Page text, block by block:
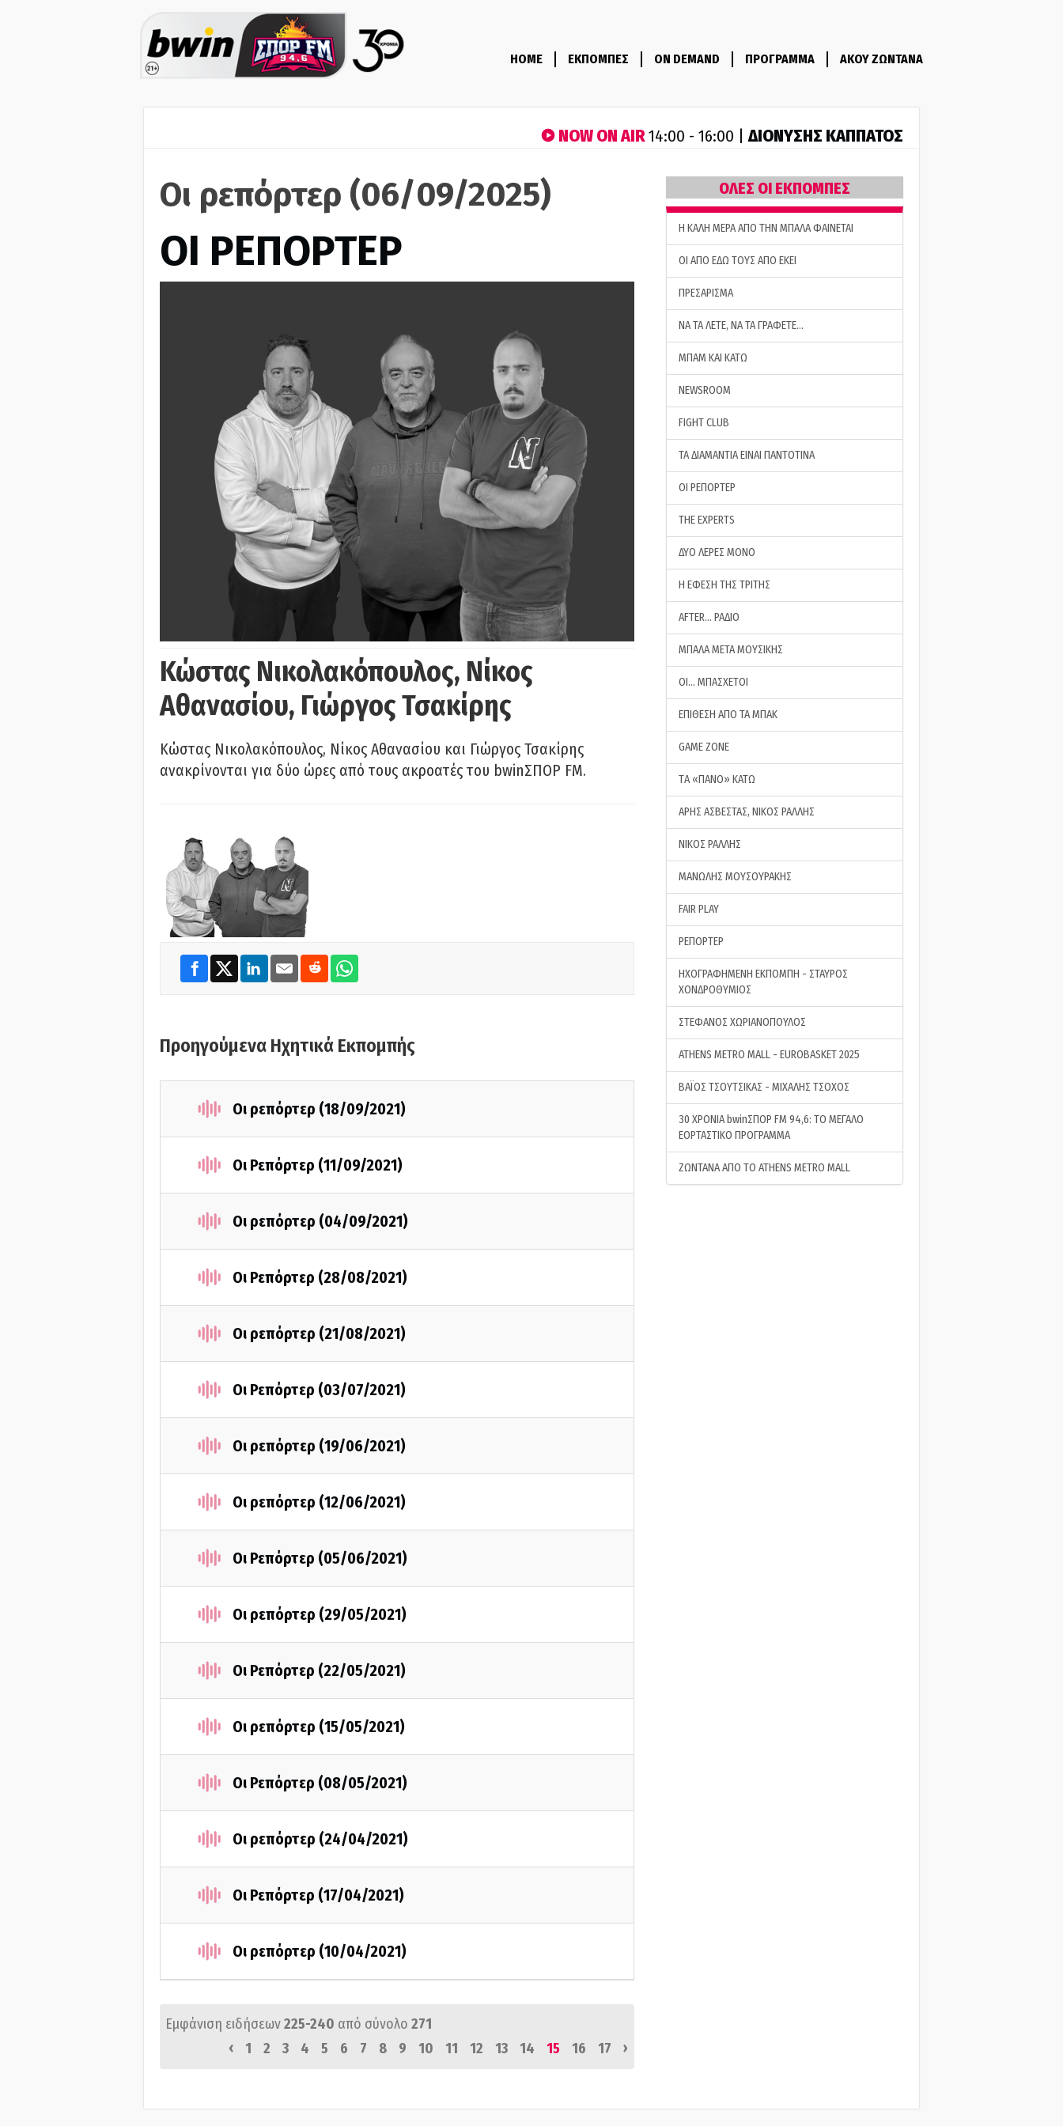
HOME ΕΚΠΟΜΠΕΣ ON DEMAND ΠΡΟΓΡΑΜΜΑ ΑΚΟΥ ΖΩΝΤΑΝΑ
NOW ON AIR14:00 - 16:00 |ΔΙΟΝΥΣΗΣ ΚΑΠΠΑΤΟΣ
Οι ρεπόρτερ (06/09/2025)
ΟΙ ΡΕΠΟΡΤΕΡ
Κώστας Νικολακόπουλος, Νίκος
Αθανασίου, Γιώργος Τσακίρης
Κώστας Νικολακόπουλος, Νίκος Αθανασίου και Γιώργος Τσακίρης
ανακρίνονται για δύο ώρες από τους ακροατές του bwinΣΠΟΡ FM.
Προηγούμενα Ηχητικά Εκπομπής
Οι ρεπόρτερ (18/09/2021)
Οι Ρεπόρτερ (11/09/2021)
Οι ρεπόρτερ (04/09/2021)
Οι Ρεπόρτερ (28/08/2021)
Οι ρεπόρτερ (21/08/2021)
Οι Ρεπόρτερ (03/07/2021)
Οι ρεπόρτερ (19/06/2021)
Οι ρεπόρτερ (12/06/2021)
Οι Ρεπόρτερ (05/06/2021)
Οι ρεπόρτερ (29/05/2021)
Οι Ρεπόρτερ (22/05/2021)
Οι ρεπόρτερ (15/05/2021)
Οι Ρεπόρτερ (08/05/2021)
Οι ρεπόρτερ (24/04/2021)
Οι Ρεπόρτερ (17/04/2021)
Οι ρεπόρτερ (10/04/2021)
Εμφάνιση ειδήσεων225-240 από σύνολο 271
‹
1 2 3 4 5 6 7 8 9 10 11 12 13 14 15 16 17 ›
ΟΛΕΣ ΟΙ ΕΚΠΟΜΠΕΣ
H ΚΑΛΗ ΜΕΡΑ ΑΠΟ ΤΗΝ ΜΠΑΛΑ ΦΑΙΝΕΤΑΙ
ΟΙ ΑΠΟ ΕΔΩ ΤΟΥΣ ΑΠΟ ΕΚΕΙ
ΠΡΕΣΑΡΙΣΜΑ
ΝΑ ΤΑ ΛΕΤΕ, ΝΑ ΤΑ ΓΡΑΦΕΤΕ…
ΜΠΑΜ ΚΑΙ ΚΑΤΩ
NEWSROOM
FIGHT CLUB
ΤΑ ΔΙΑΜΑΝΤΙΑ ΕΙΝΑΙ ΠΑΝΤΟΤΙΝΑ
ΟΙ ΡΕΠΟΡΤΕΡ
THE EXPERTS
ΔΥΟ ΛΕΡΕΣ ΜΟΝΟ
Η ΕΦΕΣΗ ΤΗΣ ΤΡΙΤΗΣ
AFTER… ΡΑΔΙΟ
ΜΠΑΛΑ ΜΕΤΑ ΜΟΥΣΙΚΗΣ
ΟΙ… ΜΠΑΣΧΕΤΟΙ
ΕΠΙΘΕΣΗ ΑΠΟ ΤΑ ΜΠΑΚ
GAME ZONE
ΤA «ΠΑΝΟ» ΚΑΤΩ
ΑΡΗΣ ΑΣΒΕΣΤΑΣ, ΝΙΚΟΣ ΡΑΛΛΗΣ
ΝΙΚΟΣ ΡΑΛΛΗΣ
ΜΑΝΩΛΗΣ ΜΟΥΣΟΥΡΑΚΗΣ
FAIR PLAY
ΡΕΠΟΡΤΕΡ
ΗΧΟΓΡΑΦΗΜΕΝΗ ΕΚΠΟΜΠΗ - ΣΤΑΥΡΟΣ
ΧΟΝΔΡΟΘΥΜΙΟΣ
ΣΤΕΦΑΝΟΣ ΧΩΡΙΑΝΟΠΟΥΛΟΣ
ATHENS METRO MALL - EUROBASKET 2025
ΒΑΪΟΣ ΤΣΟΥΤΣΙΚΑΣ - ΜΙΧΑΛΗΣ ΤΣΟΧΟΣ
30 ΧΡΟΝΙΑ bwinΣΠΟΡ FM 94,6: ΤΟ ΜΕΓΑΛΟ
ΕΟΡΤΑΣΤΙΚΟ ΠΡΟΓΡΑΜΜΑ
ΖΩΝΤΑΝΑ ΑΠΟ ΤΟ ATHENS METRO MALL